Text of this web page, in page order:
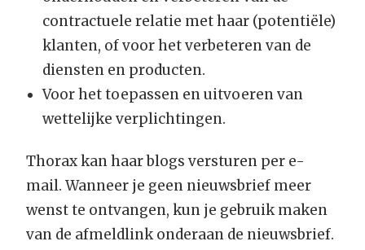
contractuele relatie met haar (potentiële)
klanten, of voor het verbeteren van de
diensten en producten.
Voor het toepassen en uitvoeren van
wettelijke verplichtingen.
Thorax kan haar blogs versturen per e-
mail. Wanneer je geen nieuwsbrief meer
wenst te ontvangen, kun je gebruik maken
van de afmeldlink onderaan de nieuwsbrief.